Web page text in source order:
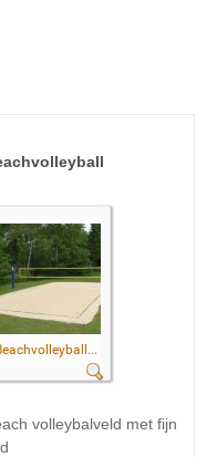
volleybalveld met fijn